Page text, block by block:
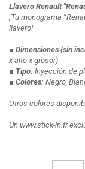
Llavero Renault
¡Tu monograma
llavero!
■ Dimensiones (sin
x alto x grosor)
■ Tipo: Inyección de
■ Colores: Negro,
Otros colores
Un www.stick-in.fr